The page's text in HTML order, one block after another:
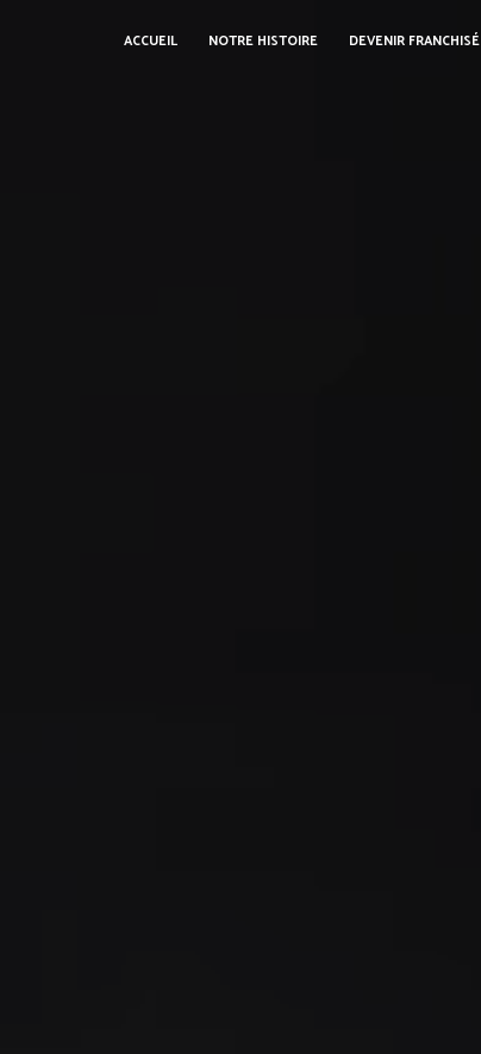
ACCUEIL NOTRE HISTOIRE DEVENIR FRANCHISÉ